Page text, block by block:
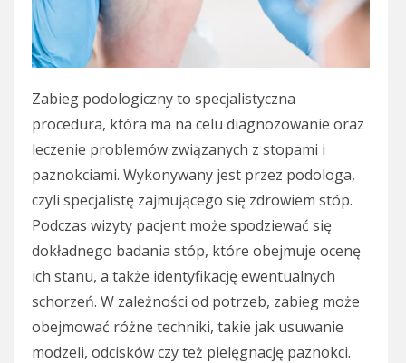
Zabieg podologiczny to specjalistyczna
procedura, która ma na celu diagnozowanie oraz
leczenie problemów związanych z stopami i
paznokciami. Wykonywany jest przez podologa,
czyli specjalistę zajmującego się zdrowiem stóp.
Podczas wizyty pacjent może spodziewać się
dokładnego badania stóp, które obejmuje ocenę
ich stanu, a także identyfikację ewentualnych
schorzeń. W zależności od potrzeb, zabieg może
obejmować różne techniki, takie jak usuwanie
modzeli, odcisków czy też pielęgnację paznokci.